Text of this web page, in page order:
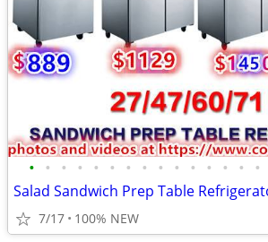
• • • • • • • • • • • • • • •
7/17 100% NEW